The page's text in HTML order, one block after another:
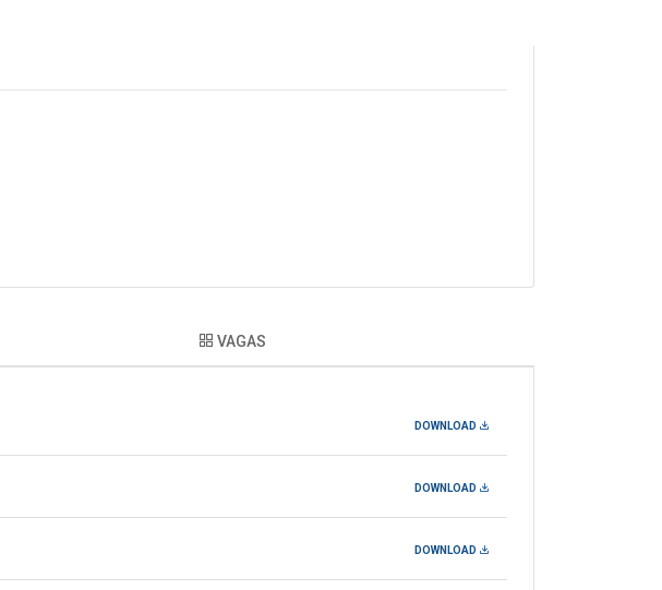
VAGAS
DOWNLOAD
DOWNLOAD
DOWNLOAD